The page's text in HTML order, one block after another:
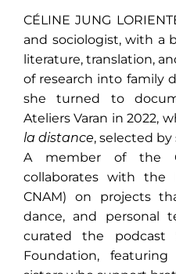
CÉLINE JUNG
and sociologist, with a
literature, translation,
of research into family
she turned to
Ateliers Varan in 2022,
la distance, selected by
A member of the
collaborates with the
CNAM) on projects
dance, and personal
curated the podcast
Foundation,